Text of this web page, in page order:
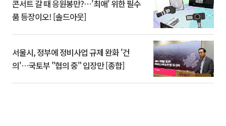
콘서트 갈 때 응원봉만?⋯'최애' 위한 필수
품 등장이오! [솔드아웃]
서울시, 정부에 정비사업 규제 완화 '건
의'⋯국토부 "협의 중" 입장만 [종합]